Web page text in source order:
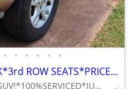
• • • • • •
2004*ACURA*4X4*MDX*126K*3rd ROW SEATS*PRICED TO SELL FAST!!!ONLY $3600
IMPORT(HONDA)SUV!*100%SERVICED*JUST N.OF 185/85CONNECTOR